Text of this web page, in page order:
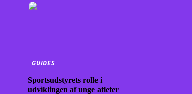
GUIDES
Sportsudstyrets rolle i
udviklingen af unge atleter